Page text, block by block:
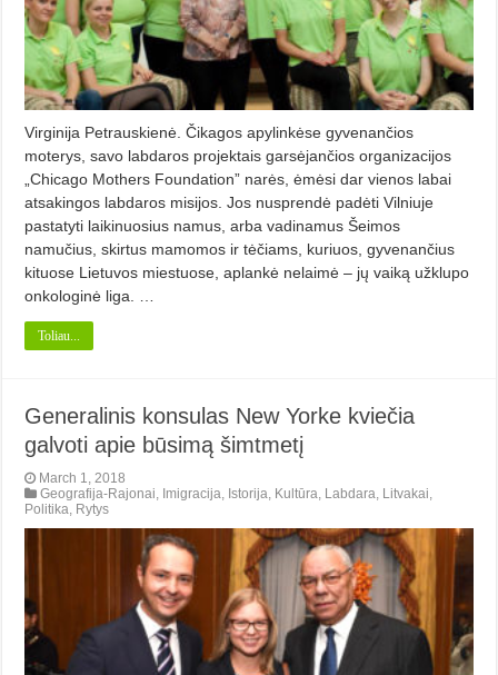
Virginija Petrauskienė. Čikagos apylinkėse gyvenančios
moterys, savo labdaros projektais garsėjančios organizacijos
„Chicago Mothers Foundation” narės, ėmėsi dar vienos labai
atsakingos labdaros misijos. Jos nusprendė padėti Vilniuje
pastatyti laikinuosius namus, arba vadinamus Šeimos
namučius, skirtus mamomos ir tėčiams, kuriuos, gyvenančius
kituose Lietuvos miestuose, aplankė nelaimė – jų vaiką užklupo
onkologinė liga. …
Toliau...
Generalinis konsulas New Yorke kviečia
galvoti apie būsimą šimtmetį
March 1, 2018
Geografija-Rajonai, Imigracija, Istorija, Kultūra, Labdara, Litvakai,
Politika, Rytys